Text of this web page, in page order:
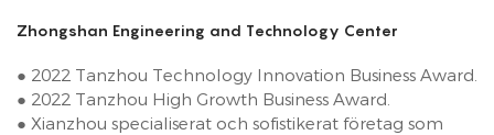
Zhongshan Engineering and Technology Center
● 2022 Tanzhou Technology Innovation Business Award.
● 2022 Tanzhou High Growth Business Award.
● Xianzhou specialiserat och sofistikerat företag som